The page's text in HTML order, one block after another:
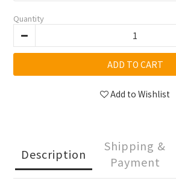
Quantity
ADD TO CART
Add to Wishlist
Description
Shipping &
Payment